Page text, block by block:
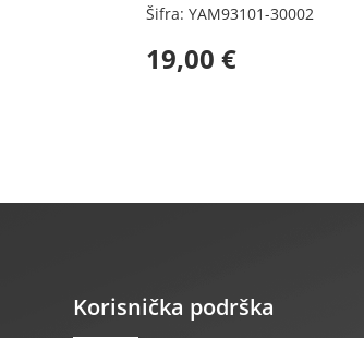
Šifra: YAM93101-30002
19,00€
Korisnička podrška